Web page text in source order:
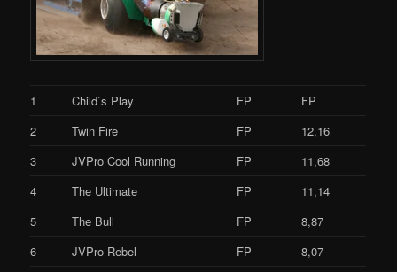
1 Child`s Play FP
FP
2
Twin Fire FP
12,16
3
JVPro Cool Running FP
11,68
4
The Ultimate FP
11,14
5
The Bull FP
8,87
6
JVPro Rebel FP
8,07